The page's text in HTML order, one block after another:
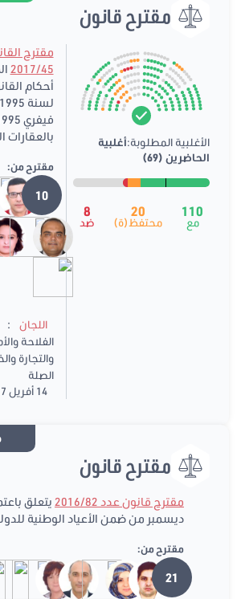
مقترح قانون
الأغلبية المطلوبة:أغلبية
الحاضرين (69)
110
مع
20
محتفظ(ة)
8
ضد
مقترح
2017/45
بالعقارات
مقترح من:
10
اللجان :
الفلاحة
والتجارة
الصلة
14 أفريل 2017
مقترح قانون
مقترح قانون عدد 2016/82
ديسمبر من ضمن الأعياد الوطنية
مقترح من:
21